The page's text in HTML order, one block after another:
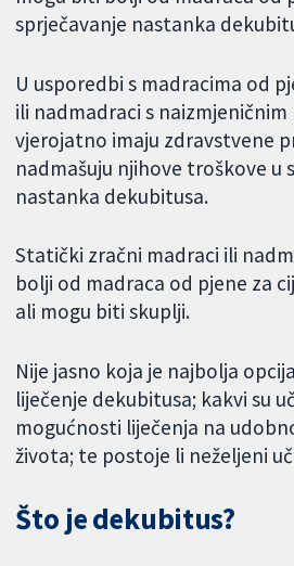
sprječavanje nastanka
U usporedbi s madracima od
ili nadmadraci s
vjerojatno imaju zdravstvene
nadmašuju njihove troškove u
nastanka dekubitusa.
Statički zračni madraci ili
bolji od madraca od pjene za
ali mogu biti skuplji.
Nije jasno koja je najbolja
liječenje dekubitusa; kakvi su
mogućnosti liječenja na
života; te postoje li neželjeni
Što je dekubitus?